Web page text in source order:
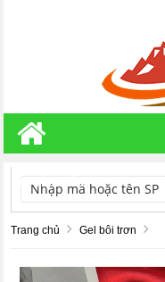
TÌM KIẾM
Trang chủ Gel bôi trơn